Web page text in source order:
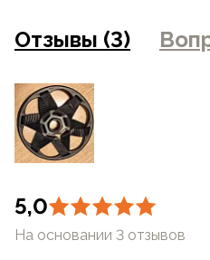
магазинах
Отзывы (3)
5,0
На основании 3 отзывов